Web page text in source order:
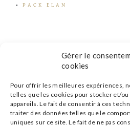
Gérer le
cookies
Pour offrir les meilleures expériences,
telles que les cookies pour stocker et/
appareils. Le fait de consentir à ces
traiter des données telles que le
uniques sur ce site. Le fait de ne pas
PACK ELAN